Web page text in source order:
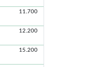
11.700
12.200
15.200